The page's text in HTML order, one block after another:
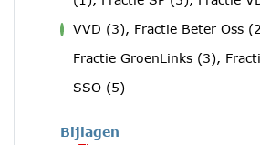
VVD (3), Fractie Beter Oss
Fractie GroenLinks (3),
SSO (5)
Bijlagen